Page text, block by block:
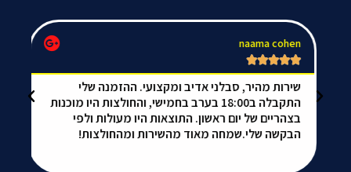
naama cohen





שירות מהיר, סבלני אדיב ומקצועי. ההזמנה שלי
התקבלה ב18:00 בערב בחמישי, והחולצות היו מוכנות
בצהריים של יום ראשון. התוצאות היו מעולות ולפי
הבקשה שלי.שמחה מאוד מהשירות ומהחולצות!